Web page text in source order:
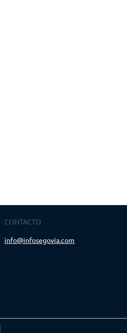
CONTACTO
info@infosegovia.com